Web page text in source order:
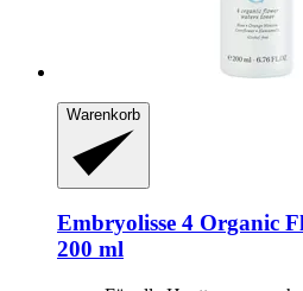
Warenkorb
Embryolisse 4 Organic
200 ml